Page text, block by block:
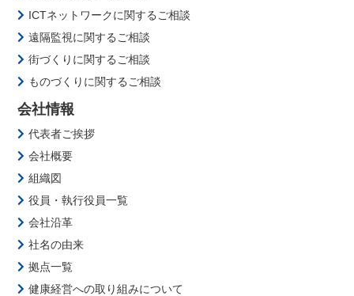
ICTネットワークに関するご相談
遠隔監視に関するご相談
街づくりに関するご相談
ものづくりに関するご相談
会社情報
代表者ご挨拶
会社概要
組織図
役員・執行役員一覧
会社沿革
社名の由来
拠点一覧
健康経営への取り組みについて